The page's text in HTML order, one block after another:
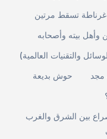
غرناطة تسقط مرتين
وأهل بيته وأصحابه
والتقنيات العالمية)
حوش بديعة
مجد
بين الشرق والغرب